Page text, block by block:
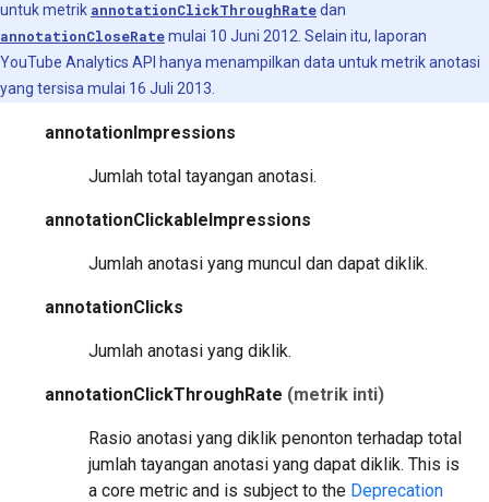
untuk metrik annotationClickThroughRatedan
annotationCloseRatemulai 10 Juni 2012. Selain itu, laporan
YouTube Analytics API hanya menampilkan data untuk metrik anotasi
yang tersisa mulai 16 Juli 2013.
annotationImpressions
Jumlah total tayangan anotasi.
annotationClickableImpressions
Jumlah anotasi yang muncul dan dapat diklik.
annotationClicks
Jumlah anotasi yang diklik.
annotationClickThroughRate (metrik inti)
Rasio anotasi yang diklik penonton terhadap total
jumlah tayangan anotasi yang dapat diklik. This is
a core metric and is subject to the Deprecation